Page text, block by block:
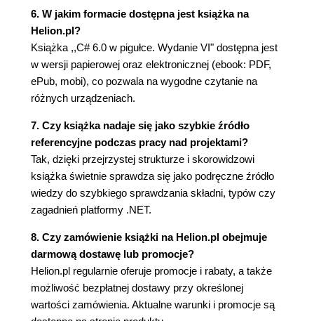
Sprawdzanie równości (271)
Określanie kolejności (281)
Klasy pomocnicze (284)
7. Kolekcje (289)
Przeliczalność (289)
Interfejsy ICollection i IList (296)
Klasa Array (300)
Listy, kolejki, stosy i zbiory (308)
Słowniki (316)
Kolekcje i pośredniki z możliwością
dostosowywania (322)
Dołączanie protokołów równości i porządkowania
8. Zapytania LINQ (335)
Podstawy (335)
Składnia płynna (337)
Wyrażenia zapytań (343)
6. W jakim formacie dostępna jest książka na
Helion.pl?
Książka ,,C# 6.0 w pigułce. Wydanie VI" dostępna jest
w wersji papierowej oraz elektronicznej (ebook: PDF,
ePub, mobi), co pozwala na wygodne czytanie na
różnych urządzeniach.
7. Czy książka nadaje się jako szybkie źródło
referencyjne podczas pracy nad projektami?
Tak, dzięki przejrzystej strukturze i skorowidzowi
książka świetnie sprawdza się jako podręczne źródło
wiedzy do szybkiego sprawdzania składni, typów czy
zagadnień platformy .NET.
8. Czy zamówienie książki na Helion.pl obejmuje
darmową dostawę lub promocje?
Helion.pl regularnie oferuje promocje i rabaty, a także
możliwość bezpłatnej dostawy przy określonej
wartości zamówienia. Aktualne warunki i promocje są